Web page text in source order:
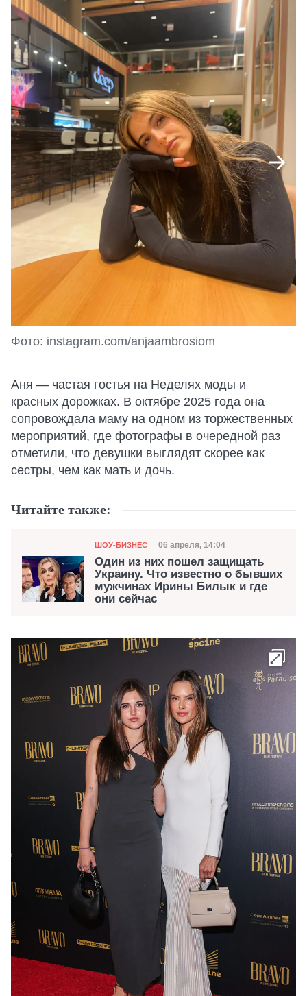
Фото: instagram.com/anjaambrosiom
Аня — частая гостья на Неделях моды и
красных дорожках. В октябре 2025 года она
сопровождала маму на одном из торжественных
мероприятий, где фотографы в очередной раз
отметили, что девушки выглядят скорее как
сестры, чем как мать и дочь.
Читайте также:
Категория
ШОУ-БИЗНЕС Дата публикации
06 апреля, 14:04
Один из них пошел защищать
Украину. Что известно о бывших
мужчинах Ирины Билык и где
они сейчас